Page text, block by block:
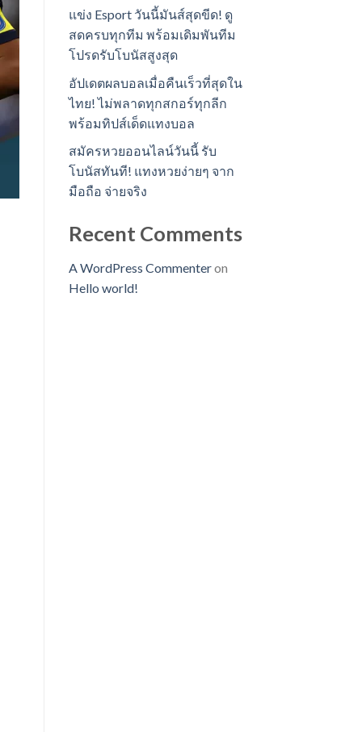
แข่ง Esport วันนี้มันส์สุดขีด! ดู
สดครบทุกทีม พร้อมเดิมพันทีม
โปรดรับโบนัสสูงสุด
อัปเดตผลบอลเมื่อคืนเร็วที่สุดใน
ไทย! ไม่พลาดทุกสกอร์ทุกลีก
พร้อมทิปส์เด็ดแทงบอล
สมัครหวยออนไลน์วันนี้ รับ
โบนัสทันที! แทงหวยง่ายๆ จาก
มือถือ จ่ายจริง
Recent Comments
A WordPress Commenteron
Hello world!